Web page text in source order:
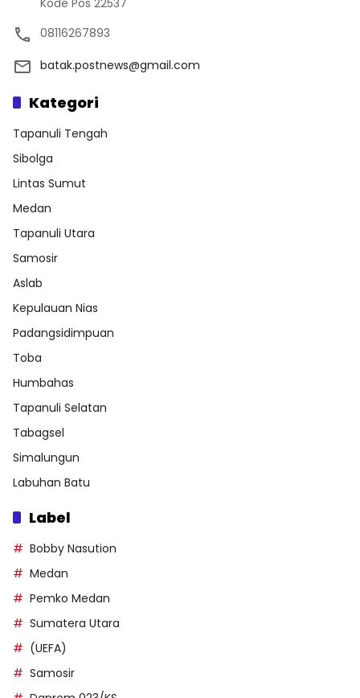
08116267893
batak.postnews@gmail.com
Kategori
Tapanuli Tengah
Sibolga
Lintas Sumut
Medan
Tapanuli Utara
Samosir
Aslab
Kepulauan Nias
Padangsidimpuan
Toba
Humbahas
Tapanuli Selatan
Tabagsel
Simalungun
Labuhan Batu
Label
Bobby Nasution
Medan
Pemko Medan
Sumatera Utara
(UEFA)
Samosir